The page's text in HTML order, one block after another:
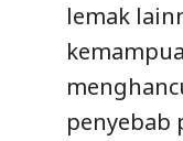
lemak
penyebab